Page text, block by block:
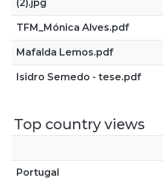
(2).jpg
TFM_Mónica Alves.pdf
Mafalda Lemos.pdf
Isidro Semedo - tese.pdf
Top country views
Portugal